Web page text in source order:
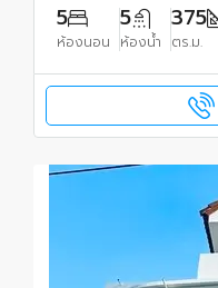
5
ห้องนอน
5
ห้องน้ำ
375
ตร.ม.